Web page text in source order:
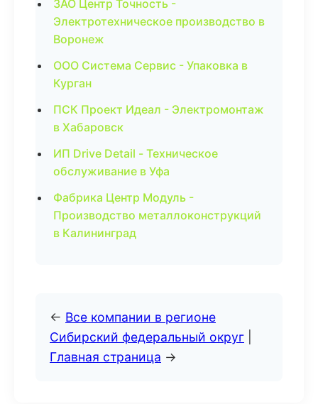
ЗАО Центр Точность -
Электротехническое производство в
Воронеж
ООО Система Сервис - Упаковка в
Курган
ПСК Проект Идеал - Электромонтаж
в Хабаровск
ИП Drive Detail - Техническое
обслуживание в Уфа
Фабрика Центр Модуль -
Производство металлоконструкций
в Калининград
← Все компании в регионе
Сибирский федеральный округ
Главная страница →